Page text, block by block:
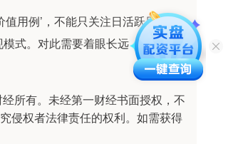
用例’，不能只关注日活跃用户
式。对此需要着眼长远，看看在订
所有。未经第一财经书面授权，不
侵权者法律责任的权利。如需获得